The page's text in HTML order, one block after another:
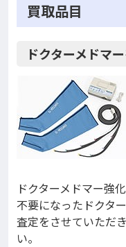
買取品目
ドクターメドマ
ドクターメドマー強
不要になったドクタ
査定をさせていただ
い。